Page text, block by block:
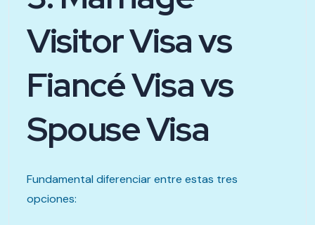
Visitor Visa vs
Fiancé Visa vs
Spouse Visa
Fundamental diferenciar entre estas tres
opciones: